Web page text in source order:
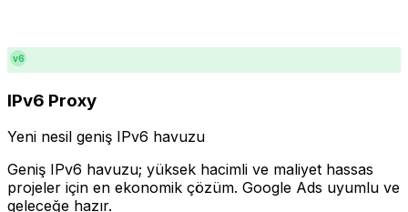
v6
IPv6 Proxy
Yeni nesil geniş IPv6 havuzu
Geniş IPv6 havuzu; yüksek hacimli ve maliyet hassas
projeler için en ekonomik çözüm. Google Ads uyumlu ve
geleceğe hazır.